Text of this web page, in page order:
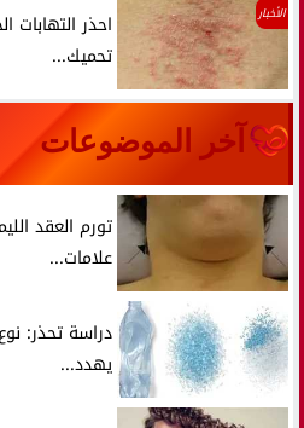
الأخبار
تحميك...
آخر الموضوعات
علامات...
دراسة تحذر:
يهدد...